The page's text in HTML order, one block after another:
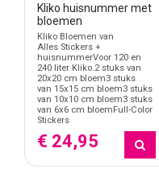
Kliko huisnummer met
bloemen
Kliko Bloemen van
Alles Stickers +
huisnummerVoor 120 en
240 liter Kliko.2 stuks van
20x20 cm bloem3 stuks
van 15x15 cm bloem3 stuks
van 10x10 cm bloem3 stuks
van 6x6 cm bloemFull-Color
Stickers
€ 24,95